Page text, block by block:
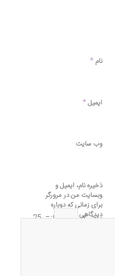
نام *
ایمیل*
وب‌ سایت
ذخیره نام، ایمیل و
وبسایت من در مرورگر
برای زمانی که دوباره
دیدگاهی می‌نویسم.
پنج×
=
25